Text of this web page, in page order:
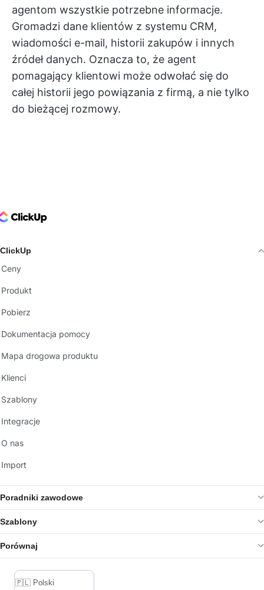
agentom wszystkie potrzebne informacje.
Gromadzi dane klientów z systemu CRM,
wiadomości e-mail, historii zakupów i innych
źródeł danych. Oznacza to, że agent
pomagający klientowi może odwołać się do
całej historii jego powiązania z firmą, a nie tylko
do bieżącej rozmowy.
Logo
ClickUp
Ceny
Produkt
Pobierz
Dokumentacja pomocy
Mapa drogowa produktu
Klienci
Szablony
Integracje
O nas
Import
Poradniki zawodowe
Szablony
Porównaj